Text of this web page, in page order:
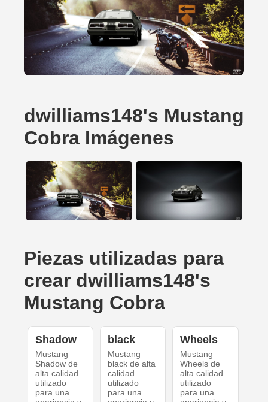
dwilliams148's Mustang
Cobra Imágenes
Piezas utilizadas para
crear dwilliams148's
Mustang Cobra
Shadow
Mustang
Shadow de
alta calidad
utilizado
para una
black
Mustang
black de alta
calidad
utilizado
para una
Wheels
Mustang
Wheels de
alta calidad
utilizado
para una